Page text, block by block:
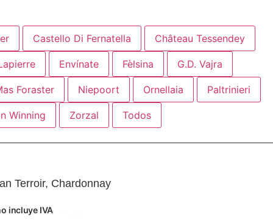
Castello Di Fernatella Château Tessendey
Envínate Fèlsina G.D. Vajra
Foraster Niepoort Ornellaia Paltrinieri
Winning Zorzal Todos
Terroir, Chardonnay
incluye IVA